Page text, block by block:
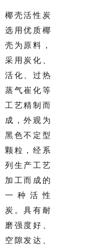
椰壳活性炭
选用优质椰
壳为原料，
采用炭化、
活化、过热
蒸气崔化等
工艺精制而
成，外观为
黑色不定型
颗粒，经系
列生产工艺
加工而成的
一种活性
炭。具有耐
磨强度好、
空隙发达、